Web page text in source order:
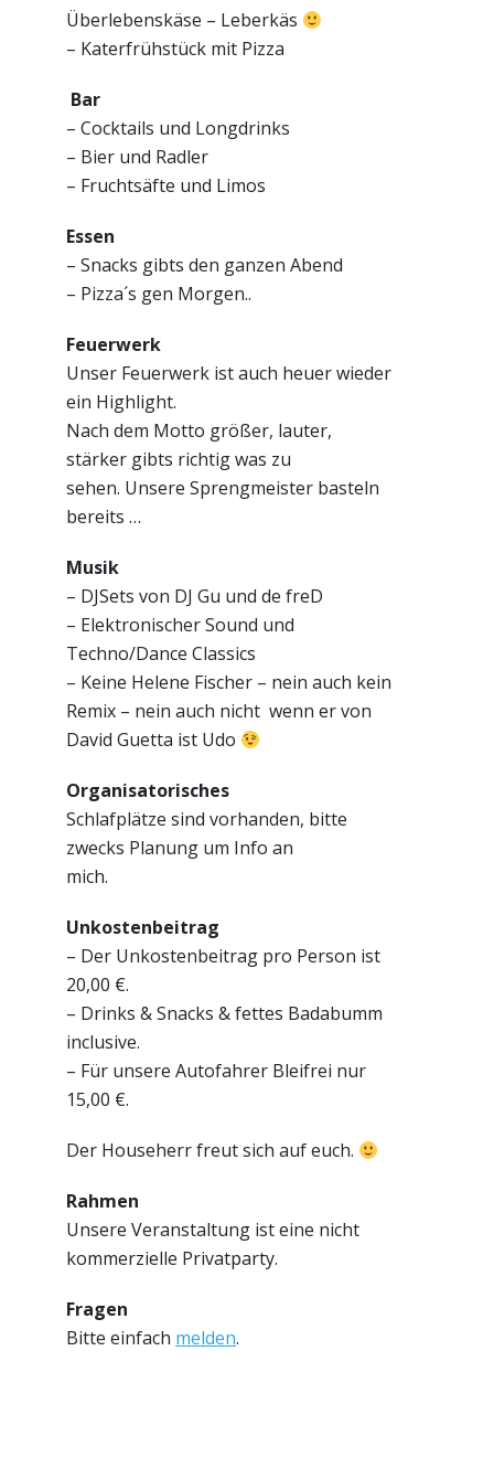
Überlebenskäse – Leberkäs
– Katerfrühstück mit Pizza
Bar
– Cocktails und Longdrinks
– Bier und Radler
– Fruchtsäfte und Limos
Essen
– Snacks gibts den ganzen Abend
– Pizza´s gen Morgen..
Feuerwerk
Unser Feuerwerk ist auch heuer wieder
ein Highlight.
Nach dem Motto größer, lauter,
stärker gibts richtig was zu
sehen. Unsere Sprengmeister basteln
bereits …
Musik
– DJSets von DJ Gu und de freD
– Elektronischer Sound und
Techno/Dance Classics
– Keine Helene Fischer – nein auch kein
Remix – nein auch nicht wenn er von
David Guetta ist Udo
Organisatorisches
Schlafplätze sind vorhanden, bitte
zwecks Planung um Info an
mich.
Unkostenbeitrag
– Der Unkostenbeitrag pro Person ist
20,00 €.
– Drinks & Snacks & fettes Badabumm
inclusive.
– Für unsere Autofahrer Bleifrei nur
15,00 €.
Der Househerr freut sich auf euch.
Rahmen
Unsere Veranstaltung ist eine nicht
kommerzielle Privatparty.
Fragen
Bitte einfach melden.